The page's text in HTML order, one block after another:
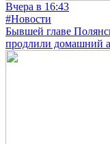
Вчера в 16:43
#Новости
Бывшей главе
продлили домашний